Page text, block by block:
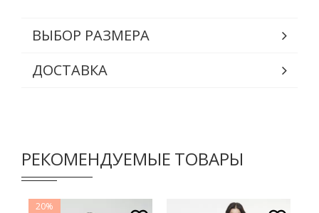
ВЫБОР РАЗМЕРА
ДОСТАВКА
РЕКОМЕНДУЕМЫЕ ТОВАРЫ
20%